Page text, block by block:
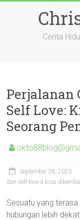
Cerita
Perjalanan
Self Love:
Seorang
September 28, 2025
dan self-love â bisa
Sesuatu yang
hubungan lebih